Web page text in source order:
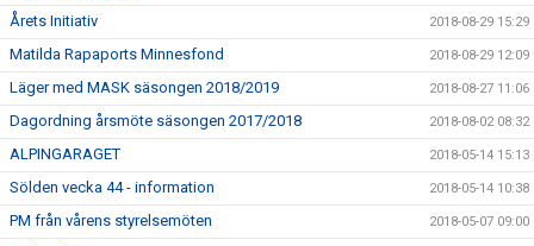
Årets Initiativ 2018-08-29 15:29
Matilda Rapaports Minnesfond 2018-08-29 12:09
Läger med MASK säsongen 2018/2019 2018-08-27 11:06
Dagordning årsmöte säsongen 2017/2018 2018-08-02 08:32
ALPINGARAGET 2018-05-14 15:13
Sölden vecka 44 - information 2018-05-14 10:38
PM från vårens styrelsemöten 2018-05-07 09:00